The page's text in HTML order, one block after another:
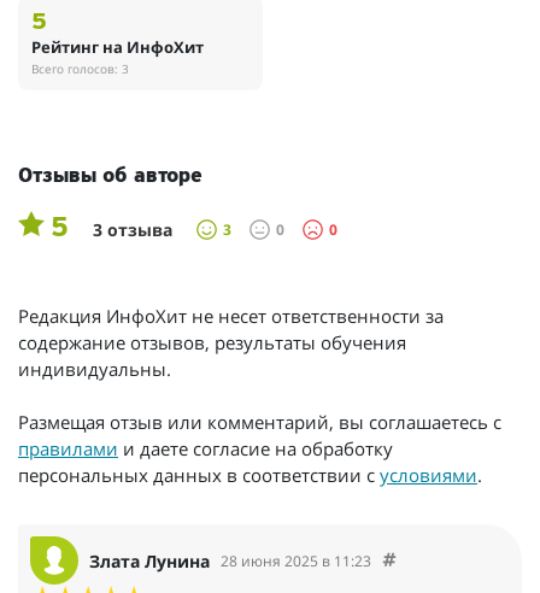
5
Рейтинг на ИнфоХит
Всего голосов: 3
Отзывы об авторе
5 3 отзыва 3 0 0
Редакция ИнфоХит не несет ответственности за
содержание отзывов, результаты обучения
индивидуальны.
Размещая отзыв или комментарий, вы соглашаетесь с
правилами и даете согласие на обработку
персональных данных в соответствии с условиями.
Злата Лунина 28 июня 2025 в 11:23